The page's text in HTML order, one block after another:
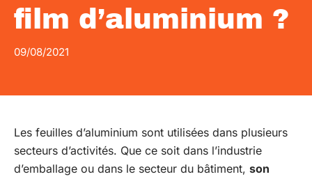
film d’aluminium ?
09/08/2021
Les feuilles d’aluminium sont utilisées dans plusieurs
secteurs d’activités. Que ce soit dans l’industrie
d’emballage ou dans le secteur du bâtiment, son